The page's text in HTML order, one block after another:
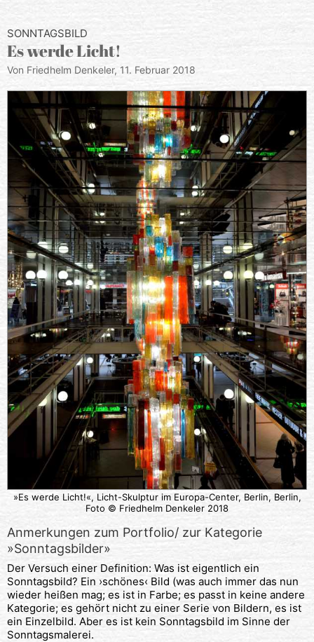
SONNTAGSBILD
Es werde Licht!
Von Friedhelm Denkeler, 11. Februar 2018
»Es werde Licht!«, Licht-Skulptur im Europa-Center, Berlin, Berlin,
Foto © Friedhelm Denkeler 2018
Anmerkungen zum Portfolio/ zur Kategorie
»Sonntagsbilder»
Der Versuch einer Definition: Was ist eigentlich ein
Sonntagsbild? Ein ›schönes‹ Bild (was auch immer das nun
wieder heißen mag; es ist in Farbe; es passt in keine andere
Kategorie; es gehört nicht zu einer Serie von Bildern, es ist
ein Einzelbild. Aber es ist kein Sonntagsbild im Sinne der
Sonntagsmalerei.